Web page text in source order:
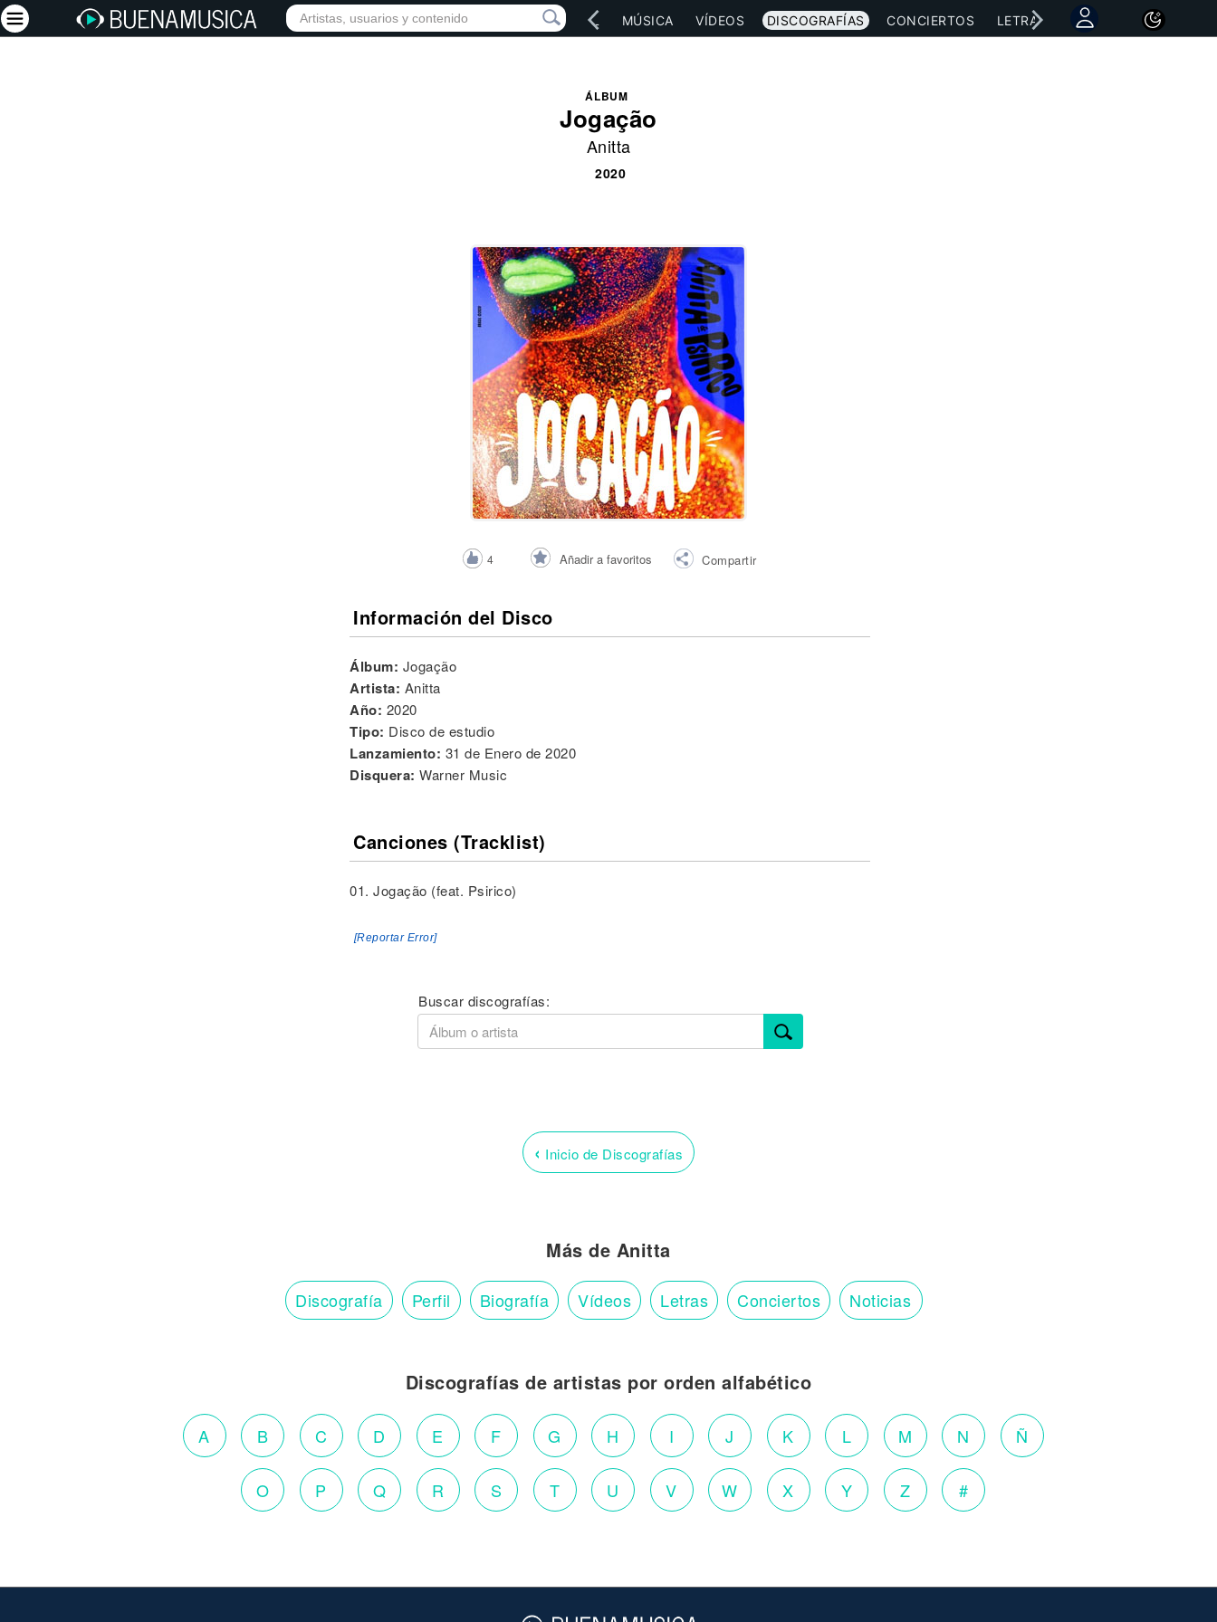
INICIO ARTISTAS RED SOCIAL MÚSICA VÍDEOS DISCOGRAFÍAS CONCIERTOS LETRAS NOTICIAS
ÁLBUM
Jogação
Anitta
2020
4 Añadir a favoritos Compartir
Información del Disco
Álbum: Jogação
Artista: Anitta
Año: 2020
Tipo: Disco de estudio
Lanzamiento: 31 de Enero de 2020
Disquera:Warner Music
Canciones (Tracklist)
01. Jogação (feat. Psirico)
[Reportar Error]
Buscar discografías:
‹ Inicio de Discografías
Más de Anitta
Discografía Perfil Biografía Vídeos Letras Conciertos Noticias
Discografías de artistas por orden alfabético
A B C D E F G H I J K L M N Ñ
O P Q R S T U V W X Y Z #